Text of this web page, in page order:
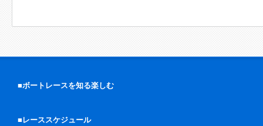
■ボートレースを知る楽しむ
■レーススケジュール